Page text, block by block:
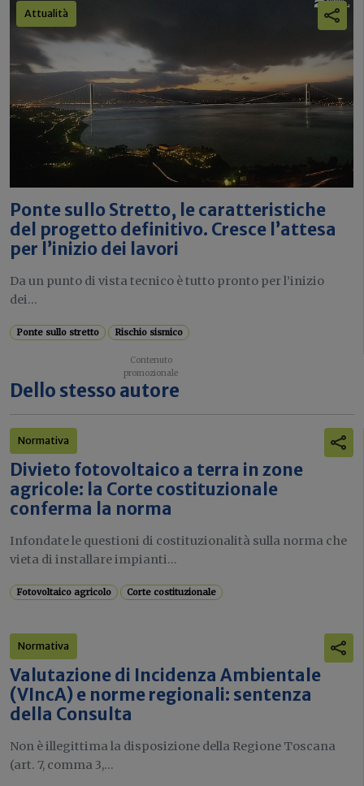
Attualità
Ponte sullo Stretto, le caratteristiche
del progetto definitivo. Cresce l’attesa
per l’inizio dei lavori
Da un punto di vista tecnico è tutto pronto per l’inizio
dei...
Ponte sullo stretto Rischio sismico
Dello stesso autore
Normativa
Divieto fotovoltaico a terra in zone
agricole: la Corte costituzionale
conferma la norma
Infondate le questioni di costituzionalità sulla norma che
vieta di installare impianti...
Fotovoltaico agricolo Corte costituzionale
Normativa
Valutazione di Incidenza Ambientale
(VIncA) e norme regionali: sentenza
della Consulta
Non è illegittima la disposizione della Regione Toscana
(art. 7, comma 3,...